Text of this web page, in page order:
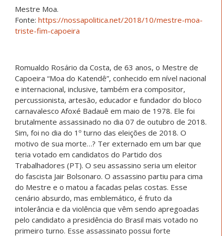
Mestre Moa.
Fonte: https://nossapolitica.net/2018/10/mestre-moa-
triste-fim-capoeira
Romualdo Rosário da Costa, de 63 anos, o Mestre de
Capoeira “Moa do Katendê”, conhecido em nível nacional
e internacional, inclusive, também era compositor,
percussionista, artesão, educador e fundador do bloco
carnavalesco Afoxé Badauê em maio de 1978. Ele foi
brutalmente assassinado no dia 07 de outubro de 2018.
Sim, foi no dia do 1º turno das eleições de 2018. O
motivo de sua morte…? Ter externado em um bar que
teria votado em candidatos do Partido dos
Trabalhadores (PT). O seu assassino seria um eleitor
do fascista Jair Bolsonaro. O assassino partiu para cima
do Mestre e o matou a facadas pelas costas. Esse
cenário absurdo, mas emblemático, é fruto da
intolerância e da violência que vêm sendo apregoadas
pelo candidato a presidência do Brasil mais votado no
primeiro turno. Esse assassinato possui forte